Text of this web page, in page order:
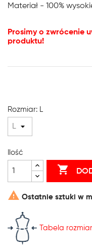
Materiał - 100%
Prosimy o zwrócenie
produktu!
Rozmiar: L
Ilość

 Ostatnie sztuki w
Tabela